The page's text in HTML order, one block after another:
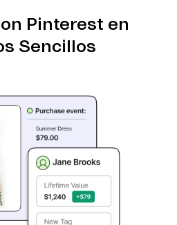
Pinterest en
Sencillos